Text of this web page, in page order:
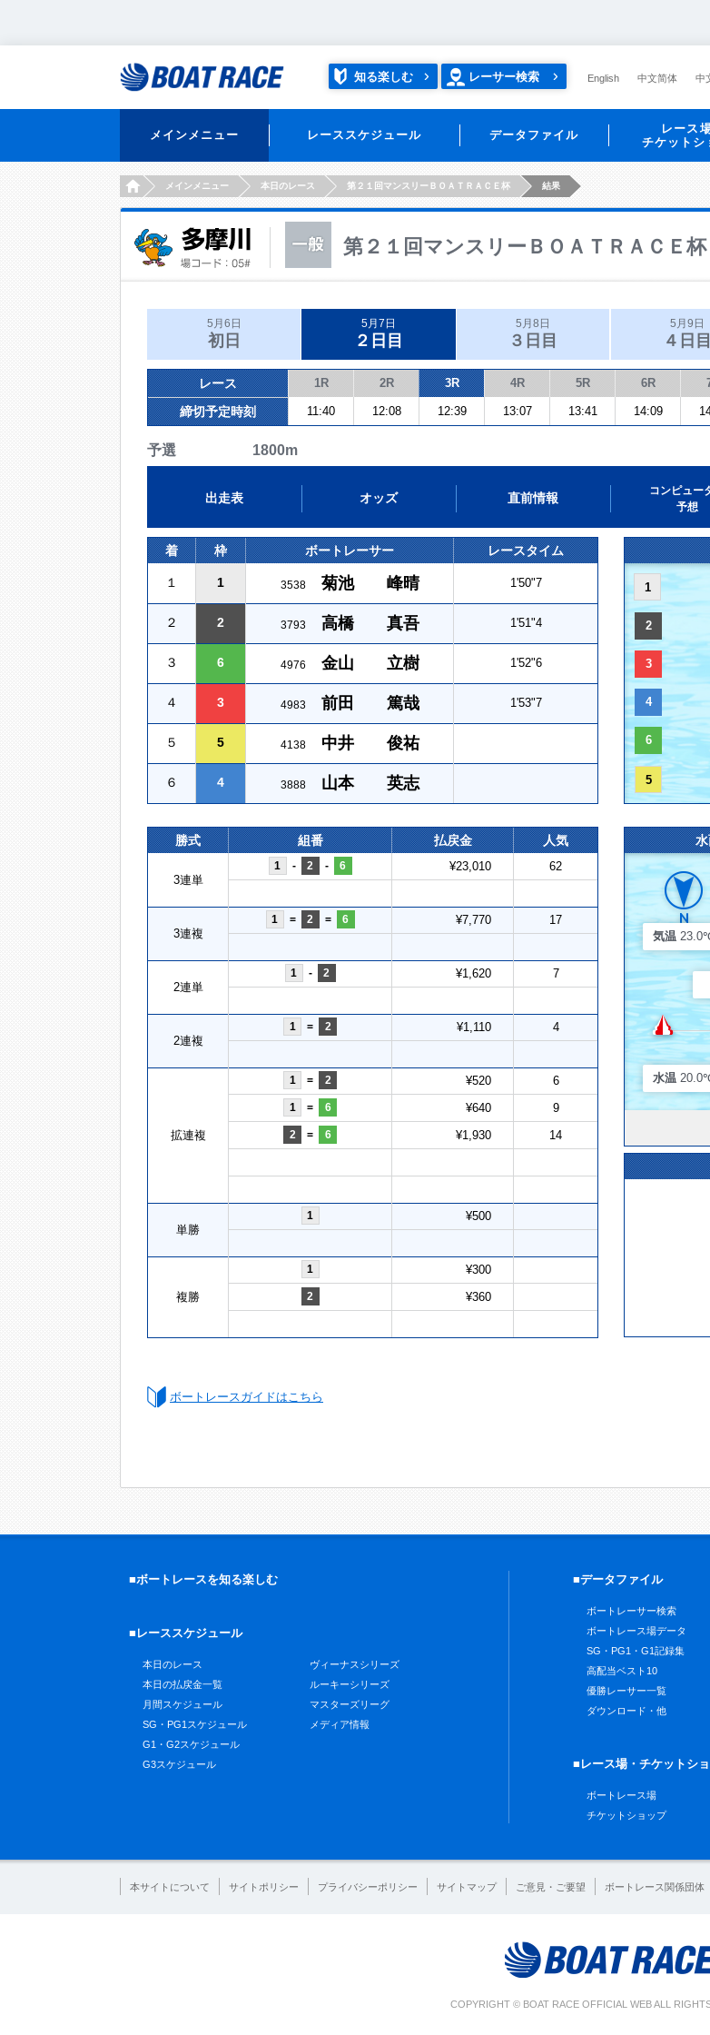
知る楽しむ レーサー検索 English 中文简体 中
メインメニュー レーススケジュール データファイル
レース
チケットシ
HOMEメインメニュー 本日のレース 第２１回マンスリーＢＯＡＴＲＡＣＥ杯 結果
第２１回マンスリーＢＯＡＴＲＡＣＥ杯
5月6日
初日
5月7日
２日目
5月8日
３日目
5月9日
４日目
レース 1R 2R 3R 4R 5R 6R
締切予定時刻 11:40 12:08 12:39 13:07 13:41 14:09
予選 1800m
出走表 オッズ 直前情報
コンピュー
予想
着 枠 ボートレーサー レースタイム
１ 1 3538 菊池 峰晴 1'50"7
２ 2 3793 高橋 真吾 1'51"4
３ 6 4976 金山 立樹 1'52"6
４ 3 4983 前田 篤哉 1'53"7
５ 5 4138 中井 俊祐
６ 4 3888 山本 英志
1
2
3
4
6
5
勝式 組番 払戻金 人気
3連単
1 - 2 - 6 ¥23,010 62
3連複
1 = 2 = 6 ¥7,770 17
2連単
1 - 2 ¥1,620 7
2連複
1 = 2 ¥1,110 4
拡連複
1 = 2 ¥520 6
1 = 6 ¥640 9
2 = 6 ¥1,930 14
単勝
1 ¥500
複勝
1 ¥300
2 ¥360
気温
水温
ボートレースガイドはこちら
■ボートレースを知る楽しむ
■レーススケジュール
本日のレース
本日の払戻金一覧
月間スケジュール
SG・PG1スケジュール
G1・G2スケジュール
G3スケジュール
ヴィーナスシリーズ
ルーキーシリーズ
マスターズリーグ
メディア情報
■データファイル
ボートレーサー検索
ボートレース場データ
SG・PG1・G1記録集
高配当ベスト10
優勝レーサー一覧
ダウンロード・他
■レース場・チケットシ
ボートレース場
チケットショップ
本サイトについて サイトポリシー プライバシーポリシー サイトマップ ご意見・ご要望 ボートレース関係団体
COPYRIGHT © BOAT RACE OFFICIAL WEB ALL